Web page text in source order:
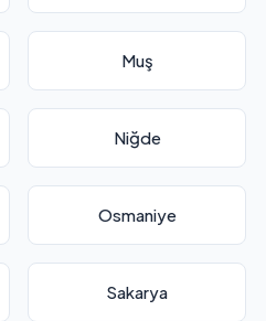
Muş
Niğde
Osmaniye
Sakarya